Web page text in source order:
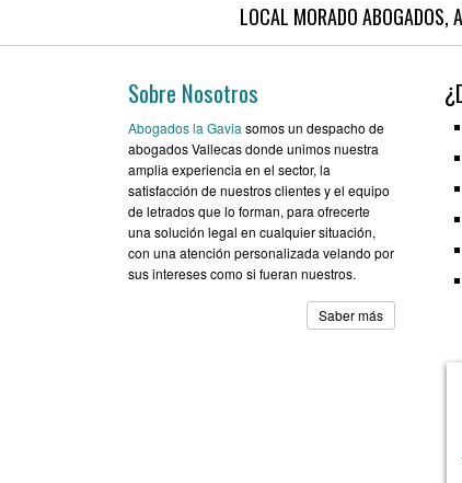
LOCAL MORADO
Sobre Nosotros
Abogados la Gavia somos un despacho de
abogados Vallecas donde unimos nuestra
amplia experiencia en el sector, la
satisfacción de nuestros clientes y el equipo
de letrados que lo forman, para ofrecerte
una solución legal en cualquier situación,
con una atención personalizada velando por
sus intereses como si fueran nuestros.
Saber más